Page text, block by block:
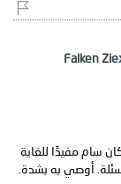
سام مفيدًا للغاية
أوصي به بشدة.